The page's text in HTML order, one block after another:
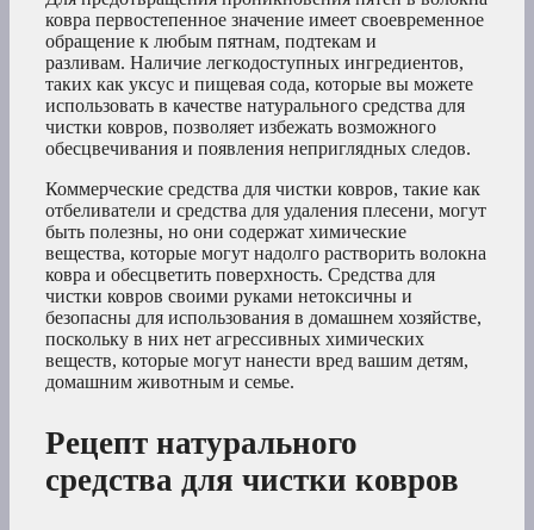
ковра первостепенное значение имеет своевременное
обращение к любым пятнам, подтекам и
разливам. Наличие легкодоступных ингредиентов,
таких как уксус и пищевая сода, которые вы можете
использовать в качестве натурального средства для
чистки ковров, позволяет избежать возможного
обесцвечивания и появления неприглядных следов.
Коммерческие средства для чистки ковров, такие как
отбеливатели и средства для удаления плесени, могут
быть полезны, но они содержат химические
вещества, которые могут надолго растворить волокна
ковра и обесцветить поверхность. Средства для
чистки ковров своими руками нетоксичны и
безопасны для использования в домашнем хозяйстве,
поскольку в них нет агрессивных химических
веществ, которые могут нанести вред вашим детям,
домашним животным и семье.
Рецепт натурального
средства для чистки ковров